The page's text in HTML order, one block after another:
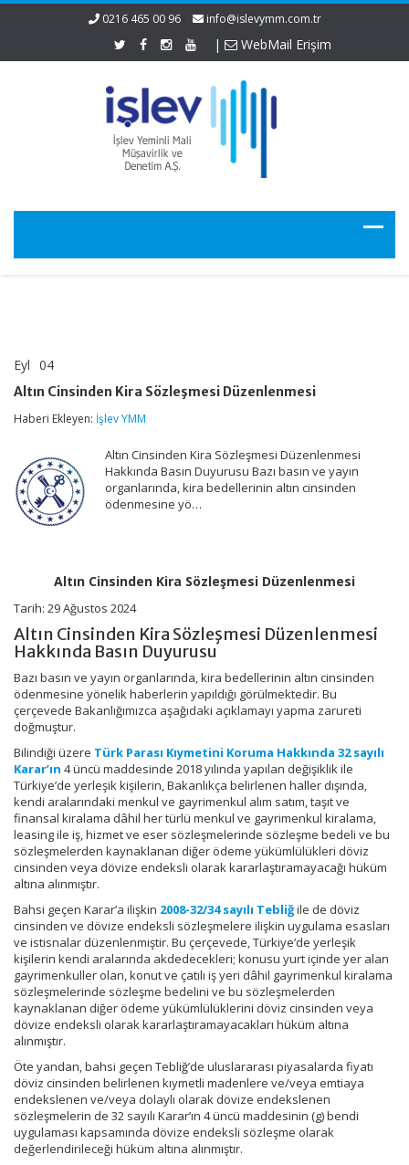
0216 465 00 96 info@islevymm.com.tr
| WebMail Erişim
Eyl 04
Kira
Sözleşmesi
Düzenlenmesi
Altın Cinsinden Kira Sözleşmesi Düzenlenmesi
Haberi Ekleyen: İşlev YMM
Altın Cinsinden Kira Sözleşmesi Düzenlenmesi
Hakkında Basın Duyurusu Bazı basın ve yayın
organlarında, kira bedellerinin altın cinsinden
ödenmesine yö…
Altın Cinsinden Kira Sözleşmesi Düzenlenmesi
Tarih: 29 Ağustos 2024
Altın Cinsinden Kira Sözleşmesi Düzenlenmesi
Hakkında Basın Duyurusu
Bazı basın ve yayın organlarında, kira bedellerinin altın cinsinden
ödenmesine yönelik haberlerin yapıldığı görülmektedir. Bu
çerçevede Bakanlığımızca aşağıdaki açıklamayı yapma zarureti
doğmuştur.
Bilindiği üzere Türk Parası Kıymetini Koruma Hakkında 32 sayılı
Karar’ın 4 üncü maddesinde 2018 yılında yapılan değişiklik ile
Türkiye’de yerleşik kişilerin, Bakanlıkça belirlenen haller dışında,
kendi aralarındaki menkul ve gayrimenkul alım satım, taşıt ve
finansal kiralama dâhil her türlü menkul ve gayrimenkul kiralama,
leasing ile iş, hizmet ve eser sözleşmelerinde sözleşme bedeli ve bu
sözleşmelerden kaynaklanan diğer ödeme yükümlülükleri döviz
cinsinden veya dövize endeksli olarak kararlaştıramayacağı hüküm
altına alınmıştır.
Bahsi geçen Karar’a ilişkin 2008-32/34 sayılı Tebliğile de döviz
cinsinden ve dövize endeksli sözleşmelere ilişkin uygulama esasları
ve istisnalar düzenlenmiştir. Bu çerçevede, Türkiye’de yerleşik
kişilerin kendi aralarında akdedecekleri; konusu yurt içinde yer alan
gayrimenkuller olan, konut ve çatılı iş yeri dâhil gayrimenkul kiralama
sözleşmelerinde sözleşme bedelini ve bu sözleşmelerden
kaynaklanan diğer ödeme yükümlülüklerini döviz cinsinden veya
dövize endeksli olarak kararlaştıramayacakları hüküm altına
alınmıştır.
Öte yandan, bahsi geçen Tebliğ’de uluslararası piyasalarda fiyatı
döviz cinsinden belirlenen kıymetli madenlere ve/veya emtiaya
endekslenen ve/veya dolaylı olarak dövize endekslenen
sözleşmelerin de 32 sayılı Karar’ın 4 üncü maddesinin (g) bendi
uygulaması kapsamında dövize endeksli sözleşme olarak
değerlendirileceği hüküm altına alınmıştır.